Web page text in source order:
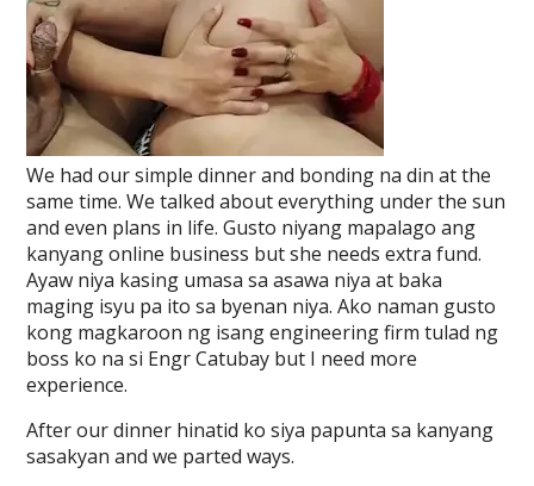
We had our simple dinner and bonding na din at the
same time. We talked about everything under the sun
and even plans in life. Gusto niyang mapalago ang
kanyang online business but she needs extra fund.
Ayaw niya kasing umasa sa asawa niya at baka
maging isyu pa ito sa byenan niya. Ako naman gusto
kong magkaroon ng isang engineering firm tulad ng
boss ko na si Engr Catubay but I need more
experience.
After our dinner hinatid ko siya papunta sa kanyang
sasakyan and we parted ways.